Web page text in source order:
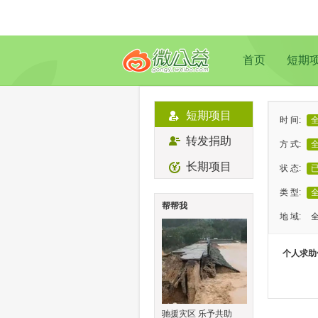
首页 短期
短期项目
转发捐助
长期项目
帮帮我
驰援灾区 乐予共助
时 间:
方 式:
状 态:
类 型:
地 域:
个人求